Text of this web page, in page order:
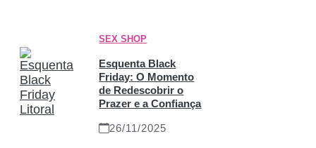
SEX SHOP
Esquenta Black
Friday: O Momento
de Redescobrir o
Prazer e a Confiança
26/11/2025